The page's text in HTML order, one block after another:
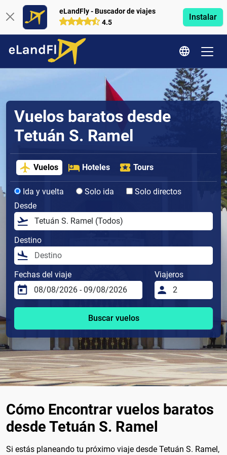
eLandFly - Buscador de viajes
4.5
Instalar
Vuelos baratos desde
Tetuán S. Ramel
Vuelos Hoteles Tours
Ida y vuelta Solo ida
Solo directos
Desde
Destino
Fechas del viaje Viajeros
Buscar vuelos
Cómo Encontrar vuelos baratos
desde Tetuán S. Ramel
Si estás planeando tu próximo viaje desde Tetuán S. Ramel,